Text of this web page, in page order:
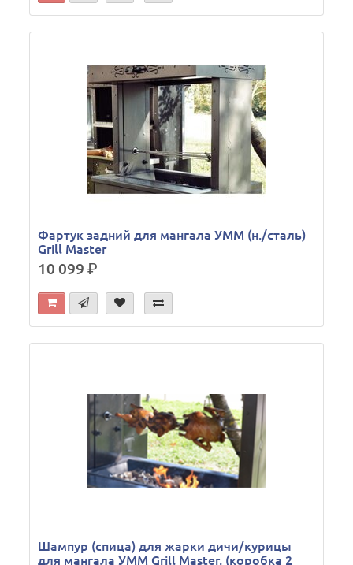
Фартук задний для мангала УММ (н./сталь)
Grill Master
10 099р.
Шампур (спица) для жарки дичи/курицы
для мангала УММ Grill Master, (коробка 2